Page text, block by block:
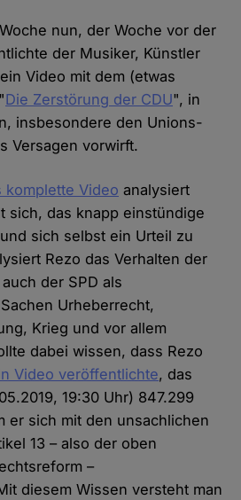
nun, der Woche vor der
der Musiker, Künstler
Video mit dem (etwas
Die Zerstörung der CDU", in
insbesondere den Unions-
Versagen vorwirft.
komplette Video analysiert
sich, das knapp einstündige
sich selbst ein Urteil zu
Rezo das Verhalten der
der SPD als
Urheberrecht,
Krieg und vor allem
dabei wissen, dass Rezo
Video veröffentlichte, das
19:30 Uhr) 847.299
er sich mit den unsachlichen
13 – also der oben
–
diesem Wissen versteht man